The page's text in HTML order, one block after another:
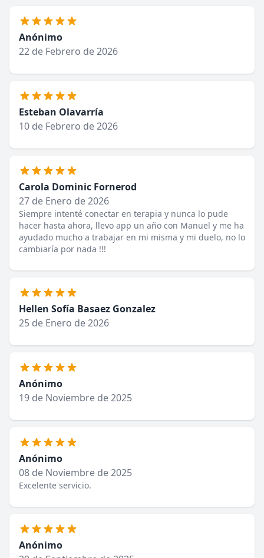
Anónimo
22 de Febrero de 2026
Esteban Olavarría
10 de Febrero de 2026
Carola Dominic Fornerod
27 de Enero de 2026
Siempre intenté conectar en terapia y nunca lo pude
hacer hasta ahora, llevo app un año con Manuel y me ha
ayudado mucho a trabajar en mi misma y mi duelo, no lo
cambiaría por nada !!!
Hellen Sofía Basaez Gonzalez
25 de Enero de 2026
Anónimo
19 de Noviembre de 2025
Anónimo
08 de Noviembre de 2025
Excelente servicio.
Anónimo